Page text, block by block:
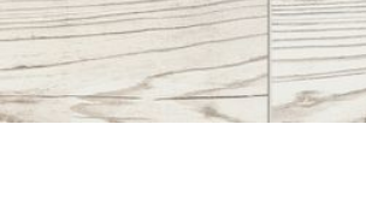
KONTAKT
Sie haben Fragen oder wünschen
eine persönliche Beratung?
Unser Team ist für Sie da –